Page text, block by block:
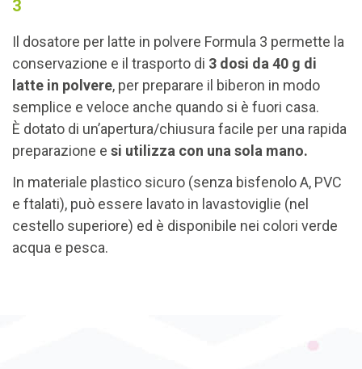
3
Il dosatore per latte in polvere Formula 3 permette la
conservazione e il trasporto di 3 dosi da 40 g di
latte in polvere, per preparare il biberon in modo
semplice e veloce anche quando si è fuori casa.
È dotato di un’apertura/chiusura facile per una rapida
preparazione e si utilizza con una sola mano.
In materiale plastico sicuro (senza bisfenolo A, PVC
e ftalati), può essere lavato in lavastoviglie (nel
cestello superiore) ed è disponibile nei colori verde
acqua e pesca.